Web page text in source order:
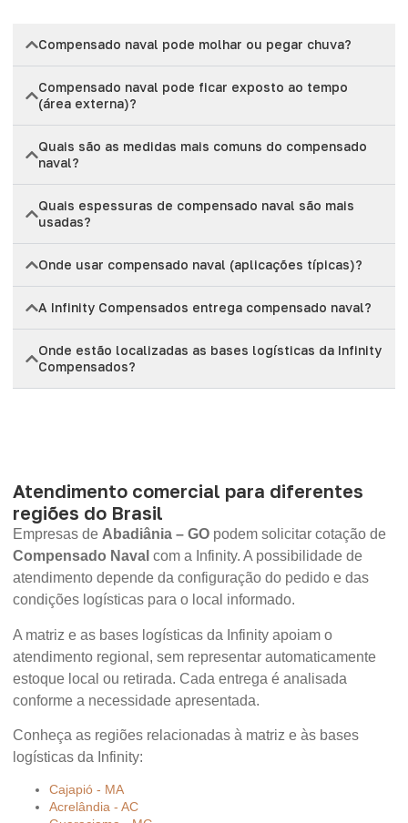
Compensado naval pode molhar ou pegar chuva?
Compensado naval pode ficar exposto ao tempo
(área externa)?
Quais são as medidas mais comuns do compensado
naval?
Quais espessuras de compensado naval são mais
usadas?
Onde usar compensado naval (aplicações típicas)?
A Infinity Compensados entrega compensado naval?
Onde estão localizadas as bases logísticas da Infinity
Compensados?
Atendimento comercial para diferentes
regiões do Brasil
Empresas de Abadiânia – GO podem solicitar cotação de
Compensado Naval com a Infinity. A possibilidade de
atendimento depende da configuração do pedido e das
condições logísticas para o local informado.
A matriz e as bases logísticas da Infinity apoiam o
atendimento regional, sem representar automaticamente
estoque local ou retirada. Cada entrega é analisada
conforme a necessidade apresentada.
Conheça as regiões relacionadas à matriz e às bases
logísticas da Infinity:
Cajapió - MA
Acrelândia - AC